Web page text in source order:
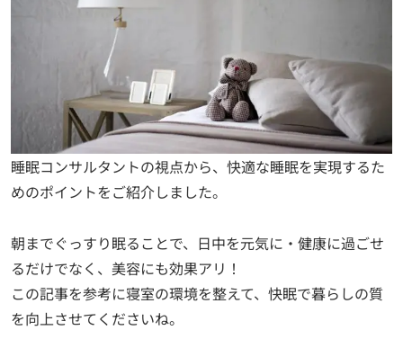
睡眠コンサルタントの視点から、快適な睡眠を実現するた
めのポイントをご紹介しました。
朝までぐっすり眠ることで、日中を元気に・健康に過ごせ
るだけでなく、美容にも効果アリ！
この記事を参考に寝室の環境を整えて、快眠で暮らしの質
を向上させてくださいね。